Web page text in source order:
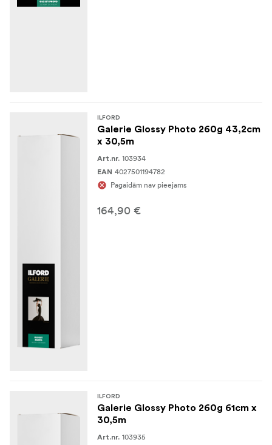
ILFORD
Galerie Glossy Photo 260g 43,2cm
x 30,5m
Art.nr. 103934
EAN 4027501194782
Pagaidām nav pieejams
164,90 €
ILFORD
Galerie Glossy Photo 260g 61cm x
30,5m
Art.nr. 103935